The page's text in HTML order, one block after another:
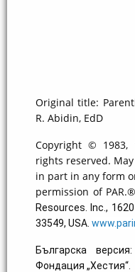
Original title:
R. Abidin, EdD
Copyright © 1983,
rights reserved.
in part in any form
permission of
Resources. Inc.,
33549, USA.
Българска
Фондация „Хестия“.